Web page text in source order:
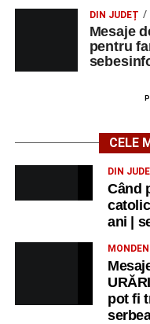
DIN JUDEȚ
Mesaje
pentru
CELE
DIN
Când
ani |
MONDEN
pot fi